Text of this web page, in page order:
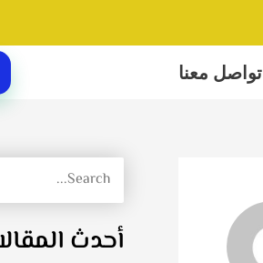
تواصل معنا
ل
ب
أحدث